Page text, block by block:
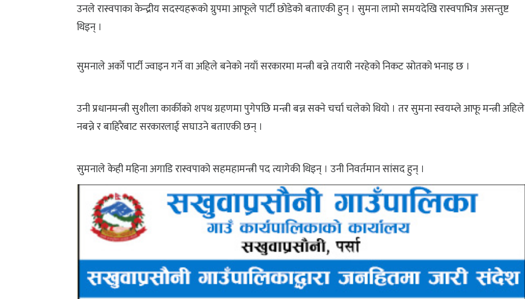
उनले रास्वपाका केन्द्रीय सदस्यहरूको ग्रुपमा आफूले पार्टी छोडेको बताएकी हुन् । सुमना लामो समयदेखि रास्वपाभित्र असन्तुष्ट
थिइन् ।
सुमनाले अर्को पार्टी ज्वाइन गर्ने वा अहिले बनेको नयाँ सरकारमा मन्त्री बन्ने तयारी नरहेको निकट स्रोतको भनाइ छ ।
उनी प्रधानमन्त्री सुशीला कार्कीको शपथ ग्रहणमा पुगेपछि मन्त्री बन्न सक्ने चर्चा चलेको थियो । तर सुमना स्वयम्ले आफू मन्त्री अहिले
नबन्ने र बाहिरैबाट सरकारलाई सघाउने बताएकी छन् ।
सुमनाले केही महिना अगाडि रास्वपाको सहमहामन्त्री पद त्यागेकी थिइन् । उनी निवर्तमान सांसद हुन् ।